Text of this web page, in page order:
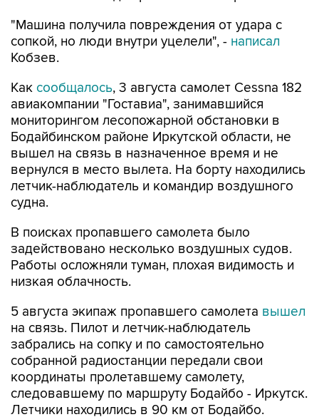
"Машина получила повреждения от удара с
сопкой, но люди внутри уцелели", - написал
Кобзев.
Как сообщалось, 3 августа самолет Cessna 182
авиакомпании "Гоставиа", занимавшийся
мониторингом лесопожарной обстановки в
Бодайбинском районе Иркутской области, не
вышел на связь в назначенное время и не
вернулся в место вылета. На борту находились
летчик-наблюдатель и командир воздушного
судна.
В поисках пропавшего самолета было
задействовано несколько воздушных судов.
Работы осложняли туман, плохая видимость и
низкая облачность.
5 августа экипаж пропавшего самолета вышел
на связь. Пилот и летчик-наблюдатель
забрались на сопку и по самостоятельно
собранной радиостанции передали свои
координаты пролетавшему самолету,
следовавшему по маршруту Бодайбо - Иркутск.
Летчики находились в 90 км от Бодайбо.